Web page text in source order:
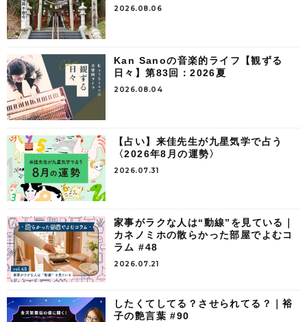
2026.08.06
Kan Sanoの音楽的ライフ【観ずる
日々】第83回：2026夏
2026.08.04
【占い】来佳先生が九星気学で占う
〈2026年8月の運勢〉
2026.07.31
家事がラクな人は“動線”を見ている｜
カネノミホの散らかった部屋でよむコ
ラム #48
2026.07.21
したくてしてる？させられてる？｜裕
子の艶言葉 #90